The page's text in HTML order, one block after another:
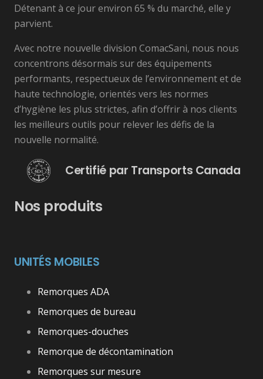
Détenant à ce jour environ 65 % du marché, elle y
parvient.
Avec notre nouvelle division ComacSani, nous nous
concentrons désormais sur des équipements
performants, respectueux de l’environnement et de
haute technologie, orientés vers les normes
d’hygiène les plus strictes, afin d’offrir à nos clients
les meilleurs outils pour relever les défis de la
nouvelle normalité.
Certifié par Transports Canada
Nos produits
UNITÉS MOBILES
Remorques ADA
Remorques de bureau
Remorques-douches
Remorque de décontamination
Remorques sur mesure